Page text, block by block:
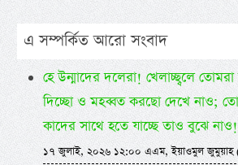
এ সম্পর্কিত আরো সংবাদ
হে উন্মাদের দলেরা! খেলাচ্ছ্বলে
দিচ্ছো ও মহব্বত করছো দেখে নাও;
কাদের সাথে হতে যাচ্ছে তাও বুঝে নাও!
১৭ জুলাই, ২০২৬ ১২:০০ এএম, ইয়াওমুল জুমুয়াহ